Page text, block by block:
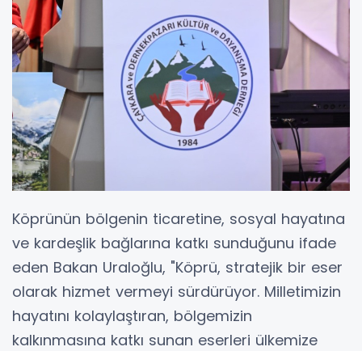
Köprünün bölgenin ticaretine, sosyal hayatına
ve kardeşlik bağlarına katkı sunduğunu ifade
eden Bakan Uraloğlu, "Köprü, stratejik bir eser
olarak hizmet vermeyi sürdürüyor. Milletimizin
hayatını kolaylaştıran, bölgemizin
kalkınmasına katkı sunan eserleri ülkemize